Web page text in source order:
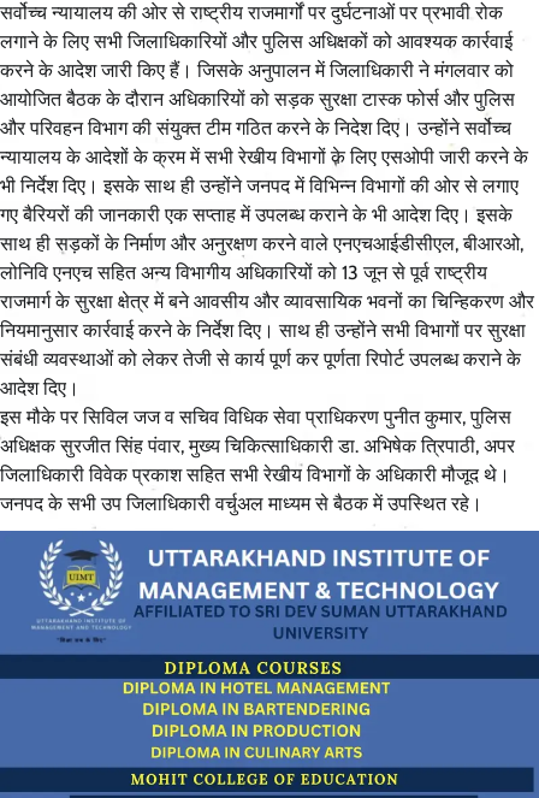
सर्वोच्च न्यायालय की ओर से राष्ट्रीय राजमार्गों पर दुर्घटनाओं पर प्रभावी रोक
लगाने के लिए सभी जिलाधिकारियों और पुलिस अधिक्षकों को आवश्यक कार्रवाई
करने के आदेश जारी किए हैं। जिसके अनुपालन में जिलाधिकारी ने मंगलवार को
आयोजित बैठक के दौरान अधिकारियों को सड़क सुरक्षा टास्क फोर्स और पुलिस
और परिवहन विभाग की संयुक्त टीम गठित करने के निदेश दिए। उन्होंने सर्वोच्च
न्यायालय के आदेशों के क्रम में सभी रेखीय विभागों के लिए एसओपी जारी करने के
भी निर्देश दिए। इसके साथ ही उन्होंने जनपद में विभिन्न विभागों की ओर से लगाए
गए बैरियरों की जानकारी एक सप्ताह में उपलब्ध कराने के भी आदेश दिए। इसके
साथ ही सड़कों के निर्माण और अनुरक्षण करने वाले एनएचआईडीसीएल, बीआरओ,
लोनिवि एनएच सहित अन्य विभागीय अधिकारियों को 13 जून से पूर्व राष्ट्रीय
राजमार्ग के सुरक्षा क्षेत्र में बने आवसीय और व्यावसायिक भवनों का चिन्हिकरण और
नियमानुसार कार्रवाई करने के निर्देश दिए। साथ ही उन्होंने सभी विभागों पर सुरक्षा
संबंधी व्यवस्थाओं को लेकर तेजी से कार्य पूर्ण कर पूर्णता रिपोर्ट उपलब्ध कराने के
आदेश दिए।
इस मौके पर सिविल जज व सचिव विधिक सेवा प्राधिकरण पुनीत कुमार, पुलिस
अधिक्षक सुरजीत सिंह पंवार, मुख्य चिकित्साधिकारी डा. अभिषेक त्रिपाठी, अपर
जिलाधिकारी विवेक प्रकाश सहित सभी रेखीय विभागों के अधिकारी मौजूद थे।
जनपद के सभी उप जिलाधिकारी वर्चुअल माध्यम से बैठक में उपस्थित रहे।